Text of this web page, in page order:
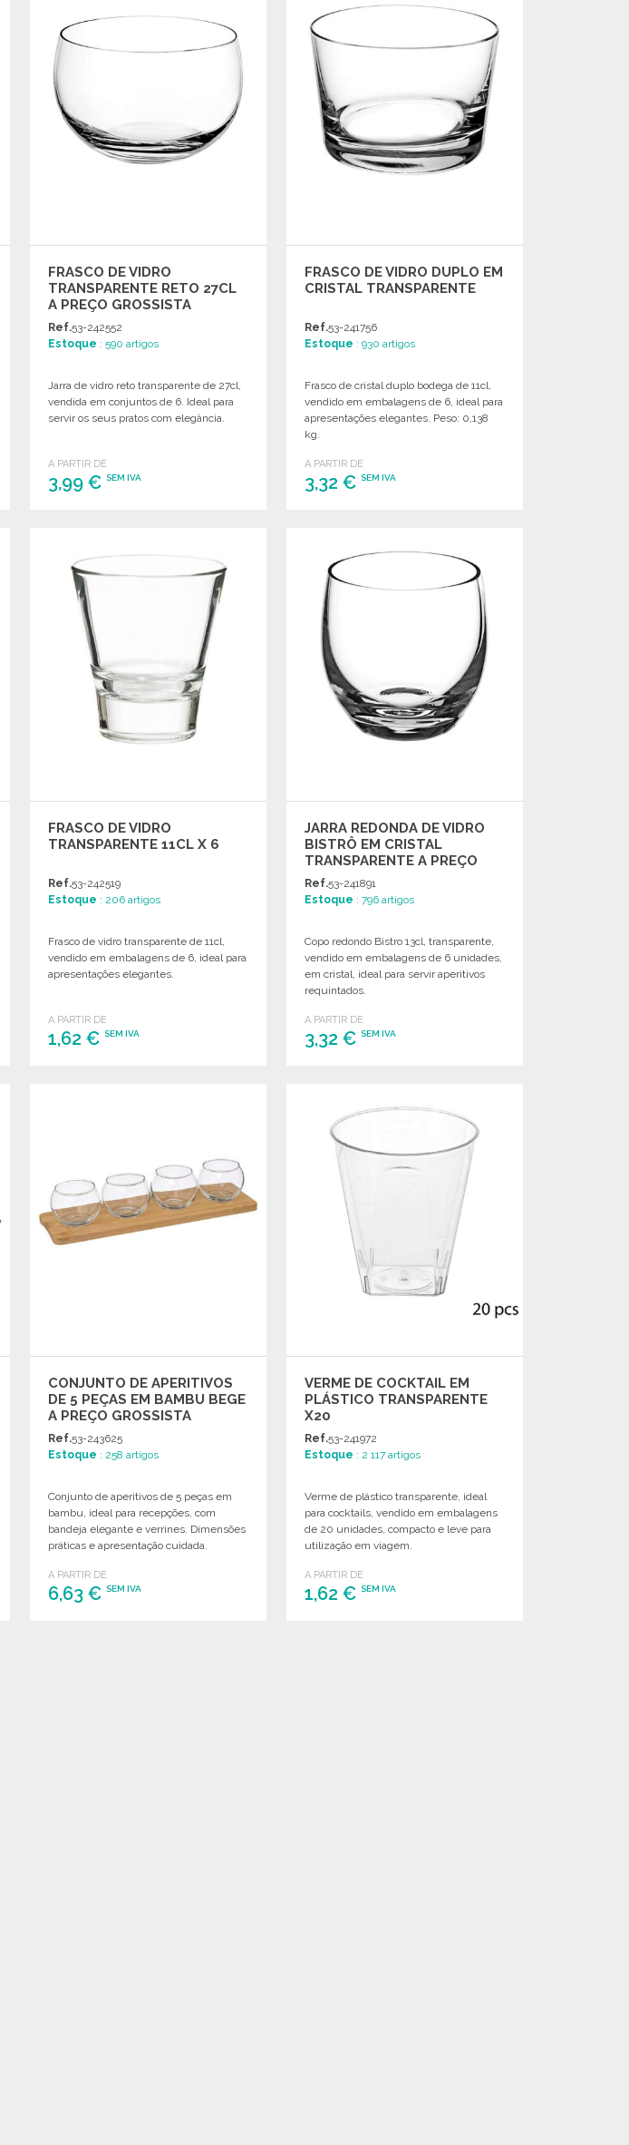
FRASCO DE VIDRO
TRANSPARENTE RETO 27CL
A PREÇO GROSSISTA
Ref.53-242552
Estoque : 590 artigos
Jarra de vidro reto transparente de 27cl,
vendida em conjuntos de 6. Ideal para
servir os seus pratos com elegância.
A PARTIR DE
3,99 €SEM IVA
FRASCO DE VIDRO DUPLO EM
CRISTAL TRANSPARENTE
Ref.53-241756
Estoque : 930 artigos
Frasco de cristal duplo bodega de 11cl,
vendido em embalagens de 6, ideal para
apresentações elegantes. Peso: 0,138
kg.
A PARTIR DE
3,32 €SEM IVA
FRASCO DE VIDRO
TRANSPARENTE 11CL X 6
Ref.53-242519
Estoque : 206 artigos
Frasco de vidro transparente de 11cl,
vendido em embalagens de 6, ideal para
apresentações elegantes.
A PARTIR DE
1,62 €SEM IVA
JARRA REDONDA DE VIDRO
BISTRÔ EM CRISTAL
TRANSPARENTE A PREÇO
GROSSISTA
Ref.53-241891
Estoque : 796 artigos
Copo redondo Bistro 13cl, transparente,
vendido em embalagens de 6 unidades,
em cristal, ideal para servir aperitivos
requintados.
A PARTIR DE
3,32 €SEM IVA
Solicitar um orçamento
CONJUNTO DE APERITIVOS
DE 5 PEÇAS EM BAMBU BEGE
A PREÇO GROSSISTA
Ref.53-243625
Estoque : 258 artigos
Conjunto de aperitivos de 5 peças em
bambu, ideal para recepções, com
bandeja elegante e verrines. Dimensões
práticas e apresentação cuidada.
A PARTIR DE
6,63 €SEM IVA
VERME DE COCKTAIL EM
PLÁSTICO TRANSPARENTE
X20
Ref.53-241972
Estoque : 2 117 artigos
Verme de plástico transparente, ideal
para cocktails, vendido em embalagens
de 20 unidades, compacto e leve para
utilização em viagem.
A PARTIR DE
1,62 €SEM IVA